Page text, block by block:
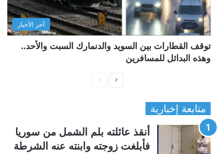
آخر الأخبار
توقف القطارات بين السويد والدنمارك السبت والأحد..
وهذه البدائل للمسافرين
ح
ة
ح
ة
متابعة إخبارية
أنقذ عائلته بلم الشمل من سوريا
فأبلغت زوجته وابنته عنه الشرطة